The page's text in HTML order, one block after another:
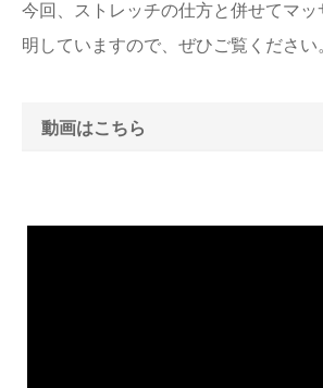
今回、ストレッチの仕方と併せてマッ
明していますので、ぜひご覧ください
動画はこちら